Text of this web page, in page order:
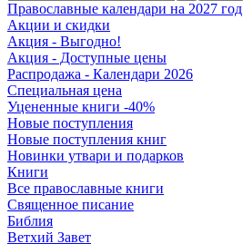
Православные календари на 2027 год
Акции и скидки
Акция - Выгодно!
Акция - Доступные цены
Распродажа - Календари 2026
Специальная цена
Уцененные книги -40%
Новые поступления
Новые поступления книг
Новинки утвари и подарков
Книги
Все православные книги
Священное писание
Библия
Ветхий Завет